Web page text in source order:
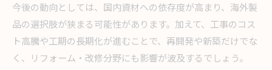
今後の建築動向について押さえておきたい重要
視点
トランプ問題の本質から建築業界の未来を考え
今後の動向としては、国内資材への依存度が高まり、海外製
品の選択肢が狭まる可能性があります。加えて、工事のコス
ト高騰や工期の長期化が進むことで、再開発や新築だけでな
く、リフォーム・改修分野にも影響が波及するでしょう。